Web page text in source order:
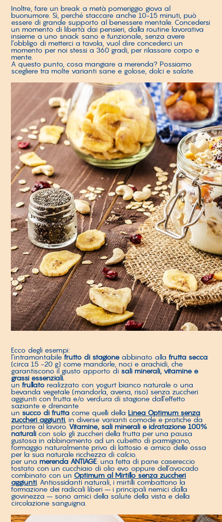
Inoltre, fare un break a metà pomeriggio giova al
buonumore. Sì, perché staccare anche 10-15 minuti, può
essere di grande supporto al benessere mentale. Concedersi
un momento di libertà dai pensieri, dalla routine lavorativa
insieme a uno snack sano e funzionale, senza avere
l’obbligo di metterci a tavola, vuol dire concederci un
momento per noi stessi a 360 gradi, per rilassare corpo e
mente.
A questo punto, cosa mangiare a merenda? Possiamo
scegliere tra molte varianti sane e golose, dolci e salate.
Ecco degli esempi:
l’intramontabilefrutto di stagione abbinato allafrutta secca
(circa 15 -20 g) come mandorle, noci e arachidi, che
garantiscono il giusto apporto di sali minerali, vitamine e
grassi essenziali.
unfrullato realizzato con yogurt bianco naturale o una
bevanda vegetale (mandorla, avena, riso) senza zuccheri
aggiunti con frutta e/o verdura di stagione dall’effetto
saziante e drenante
un succo di frutta come quelli della Linea Optimum senza
zuccheri aggiunti, in diverse varianti comode e pratiche da
portare al lavoro. Vitamine, sali minerali e idratazione 100%
naturali con solo gli zuccheri della frutta per una pausa
gustosa in abbinamento ad un cubetto di parmigiano,
formaggio naturalmente privo di lattosio e amico delle ossa
per la sua naturale ricchezza di calcio.
per una merenda ANTIAGE: una fetta di pane casereccio
tostato con un cucchiaio di olio evo oppure dell’avocado
combinato con un Optimum al Mirtillo senza zuccheri
aggiunti. Antiossidanti naturali, i mirtilli combattono la
formazione dei radicali liberi – i principali nemici dalla
giovinezza – sono amici della salute della vista e della
circolazione sanguigna.